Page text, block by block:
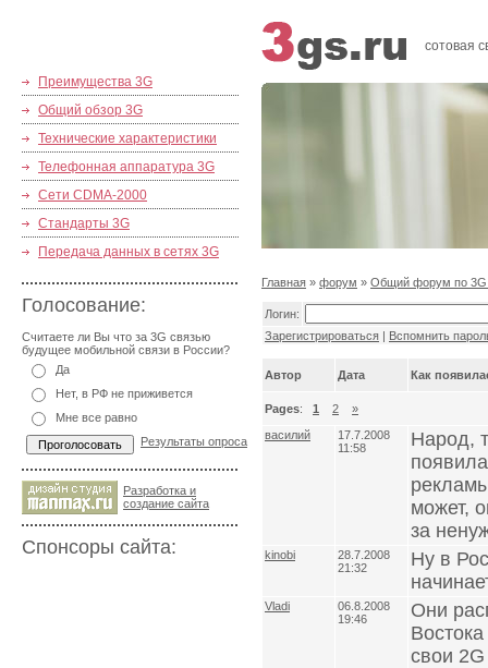
Преимущества 3G
Общий обзор 3G
Технические характеристики
Телефонная аппаратура 3G
Сети CDMA-2000
Стандарты 3G
Передача данных в сетях 3G
Голосование:
Считаете ли Вы что за 3G связью
будущее мобильной связи в России?
Да
Нет, в РФ не приживется
Мне все равно
Результаты опроса
Разработка и
cоздание сайта
Спонсоры сайта:
сотовая
Главная » форум » Общий форум по 3G
Логин:
Зарегистрироваться | Вспомнить
Автор Дата Как
Pages: 1 2
»
василий
17.7.2008
11:58
Народ,
может,
за
kinobi
28.7.2008
21:32
Ну в
Vladi
06.8.2008
19:46
Они
свои